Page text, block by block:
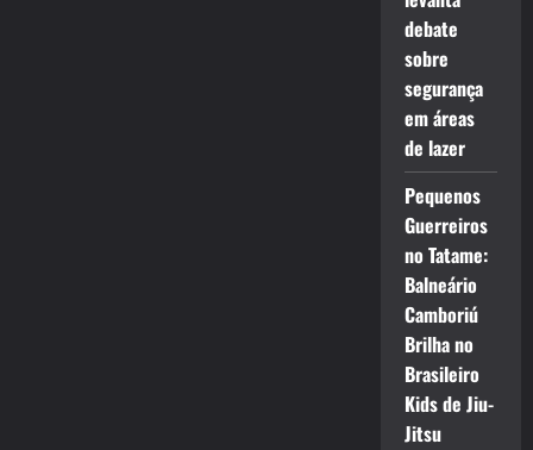
debate
sobre
segurança
em áreas
de lazer
Pequenos
Guerreiros
no Tatame:
Balneário
Camboriú
Brilha no
Brasileiro
Kids de Jiu-
Jitsu